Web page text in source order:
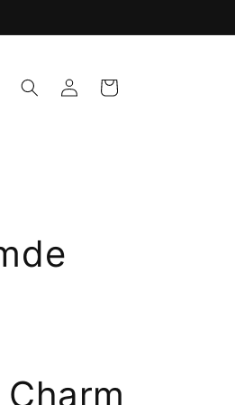
Inloggen
Winkelwagen